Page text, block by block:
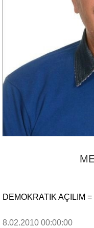
DEMOKRATIK AÇILIM
8.02.2010 00:00:00